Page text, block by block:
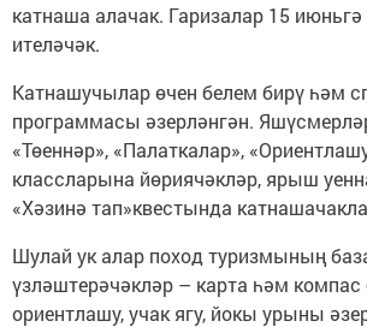
катнаша алачак. Гаризалар 15 июньгә
ителәчәк.
Катнашучылар өчен белем бирү һәм
программасы әзерләнгән.
«Төеннәр», «Палаткалар»,
классларына йөриячәкләр, ярыш
«Хәзинә тап»квестында
Шулай ук алар поход туризмының
үзләштерәчәкләр – карта һәм компас
ориентлашу, учак ягу, йокы урыны